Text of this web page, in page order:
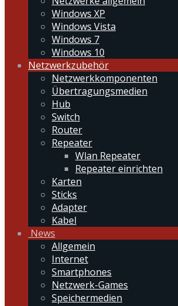
Windows XP
Windows Vista
Windows 7
Windows 10
Netzwerkzubehör
Netzwerkkomponenten
Übertragungsmedien
Hub
Switch
Router
Repeater
Wlan Repeater
Repeater einrichten
Karten
Sticks
Adapter
Kabel
News
Allgemein
Internet
Smartphones
Netzwerk-Games
Speichermedien